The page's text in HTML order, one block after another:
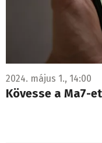
2024. május 1., 14:00
Kövesse a Ma7-